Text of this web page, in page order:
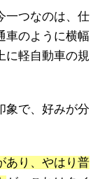
一つなのは、仕
車のように横幅
に軽自動車の規
象で、好みが分
あり、やはり普